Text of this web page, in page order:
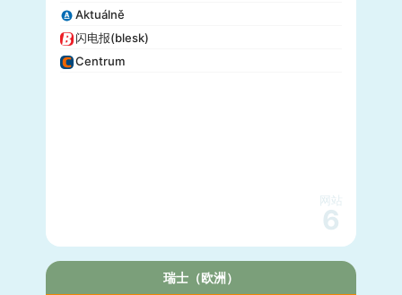
Aktuálně
闪电报(blesk)
Centrum
网站
6
瑞士（欧洲）